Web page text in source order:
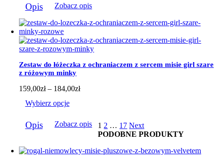
do
produkt
ma
wiele
wariantów.
Opcje
można
wybrać
na
stronie
produktu
Opis Zobacz opis
Zestaw do łóżeczka z ochraniaczem z sercem misie girl szare
z różowym minky
159,00zł – 184,00złZakres
do
184,00zł
Wybierz opcje
produkt
wariantów.
Opis Zobacz opis 1 2 … 17 Next
PODOBNE PRODUKTY